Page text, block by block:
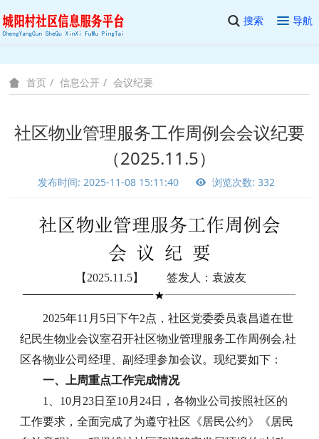
搜索 导航
首页 信息公开 会议纪要
社区物业管理服务工作周例会会议纪要
（2025.11.5）
发布时间: 2025-11-08 15:11:40 浏览次数: 332
【2025.11.5】 签发人：袁波友
2025年11月5日下午2点，社区党委委员袁昌道在世
纪民生物业会议室召开社区物业管理服务工作周例会,社
区各物业公司经理、副经理参加会议。现纪要如下：
一、上周重点工作完成情况
1、10月23日至10月24日，各物业公司按照社区的
工作要求，全面完成了为遵守社区《居民公约》《居民